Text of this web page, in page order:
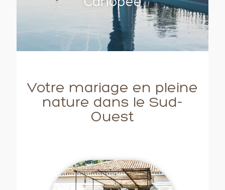
Canopée
Votre mariage en pleine
nature dans le Sud-
Ouest